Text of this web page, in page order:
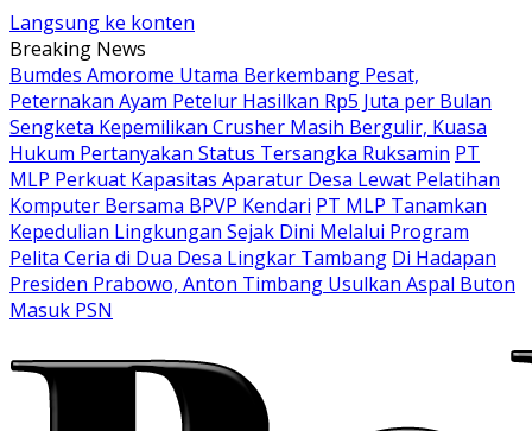
Langsung ke konten
Breaking News
Bumdes Amorome Utama Berkembang Pesat,
Peternakan Ayam Petelur Hasilkan Rp5 Juta per Bulan
Sengketa Kepemilikan Crusher Masih Bergulir, Kuasa
Hukum Pertanyakan Status Tersangka Ruksamin PT
MLP Perkuat Kapasitas Aparatur Desa Lewat Pelatihan
Komputer Bersama BPVP Kendari PT MLP Tanamkan
Kepedulian Lingkungan Sejak Dini Melalui Program
Pelita Ceria di Dua Desa Lingkar Tambang Di Hadapan
Presiden Prabowo, Anton Timbang Usulkan Aspal Buton
Masuk PSN